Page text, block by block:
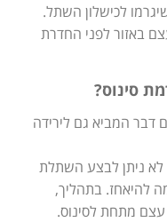
לכישלון השתל.
באזור לפני החדרת
סינוס?
דבר המביא גם לירידה
ניתן לבצע השתלת
להיאחז. בתהליך,
מתחת לסינוס.